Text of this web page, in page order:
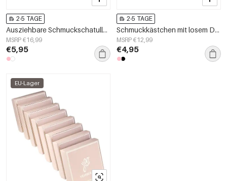
2-5 TAGE
Ausziehbare Schmuckschatulle Rosa Papier
MSRP €16,99
€5,95
2-5 TAGE
Schmuckkästchen mit losem Deckel Rosa Papier
MSRP €12,99
€4,95
EU-Lager